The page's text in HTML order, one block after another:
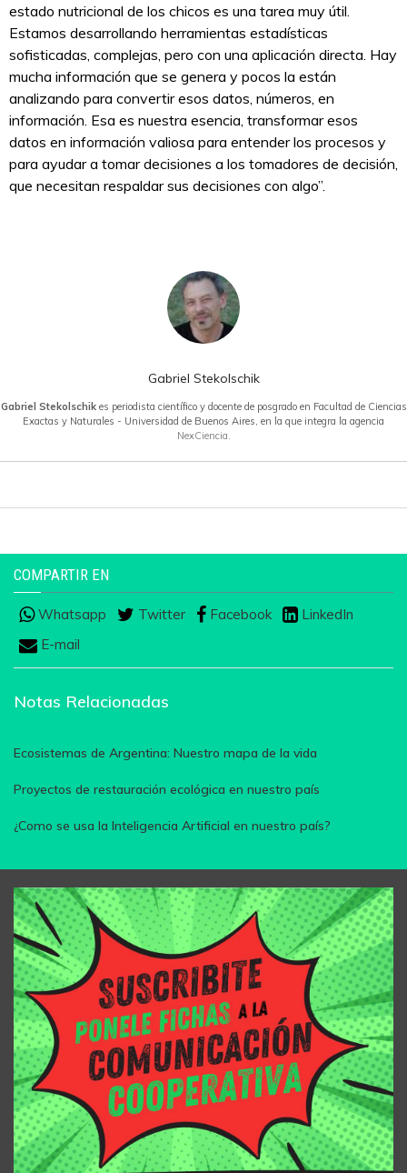
estado nutricional de los chicos es una tarea muy útil.
Estamos desarrollando herramientas estadísticas
sofisticadas, complejas, pero con una aplicación directa. Hay
mucha información que se genera y pocos la están
analizando para convertir esos datos, números, en
información. Esa es nuestra esencia, transformar esos
datos en información valiosa para entender los procesos y
para ayudar a tomar decisiones a los tomadores de decisión,
que necesitan respaldar sus decisiones con algo”.
Gabriel Stekolschik
Gabriel Stekolschik es periodista científico y docente de posgrado en Facultad de Ciencias
Exactas y Naturales - Universidad de Buenos Aires, en la que integra la agencia
NexCiencia.
COMPARTIR EN
Whatsapp Twitter Facebook
LinkedIn
E-mail
Notas Relacionadas
Ecosistemas de Argentina: Nuestro mapa de la vida
Proyectos de restauración ecológica en nuestro país
¿Como se usa la Inteligencia Artificial en nuestro país?